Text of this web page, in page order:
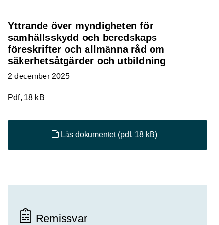
Yttrande över myndigheten för
samhällsskydd och beredskaps
föreskrifter och allmänna råd om
säkerhetsåtgärder och utbildning
2 december 2025
Pdf, 18 kB
Läs dokumentet (pdf, 18 kB)
Remissvar